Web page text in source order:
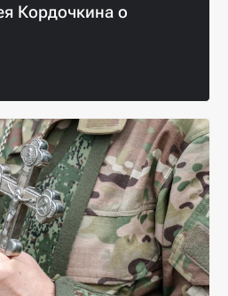
Кордочкина о